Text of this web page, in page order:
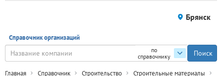
Брянск
Справочник организаций
по
справочнику
Главная Справочник Строительство
Строительные материалы